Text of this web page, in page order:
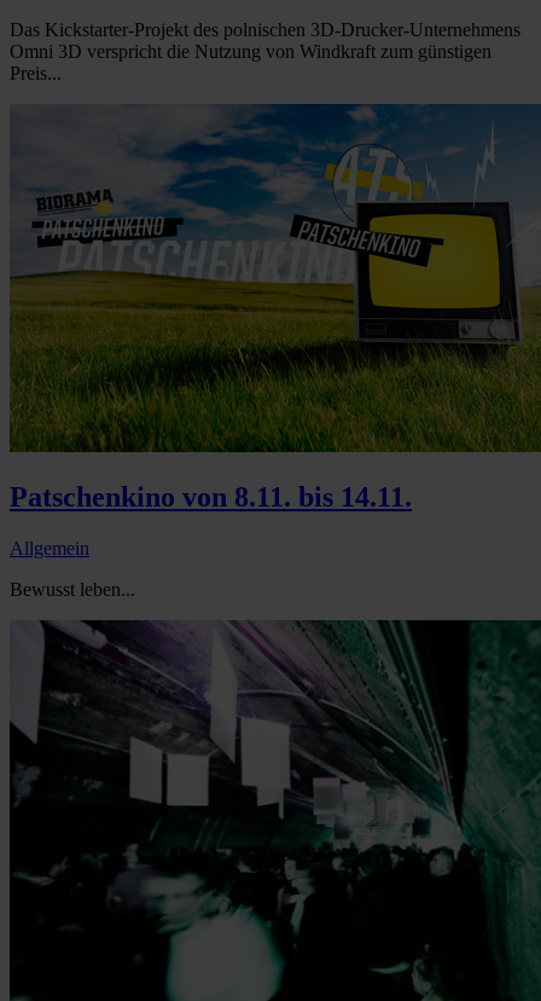
Das Kickstarter-Projekt des polnischen 3D-Drucker-Unternehmens
Omni 3D verspricht die Nutzung von Windkraft zum günstigen
Preis...
Patschenkino von 8.11. bis 14.11.
Allgemein
Bewusst leben...